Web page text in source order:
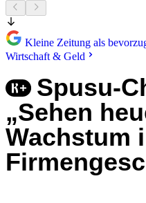
Kleine Zeitung als
Wirtschaft & Geld
Spusu-
„Sehen
Wachstum